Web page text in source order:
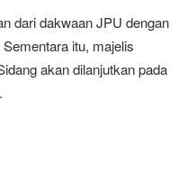
dari dakwaan JPU dengan
itu, majelis
akan dilanjutkan pada